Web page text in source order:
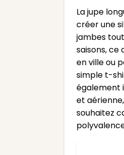
La jupe
créer une
jambes
saisons,
en ville ou
simple t-
également
et
souhaitez